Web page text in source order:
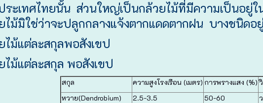
ระเทศไทยนั้น ส่วนใหญ่เป็นกล้วยไม้ที่มีความเป็นอยู่
ม้มิใช่ว่าจะปลูกกลางแจ้งตากแดดตากฝน บางชนิดอ
ไม้แต่ละสกุลพอสังเขป
ไม้แต่ละสกุล พอสังเขป
สกุล ความสูงโรงเรือน (เมตร) การพรางแสง (%)
หวาย(Dendrobium)
2.5-3.5 50-60